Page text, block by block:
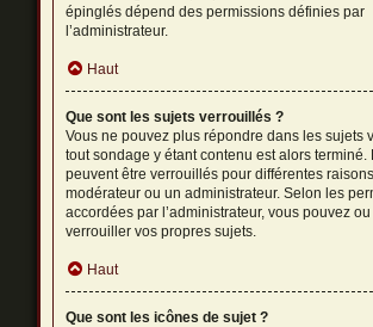
épinglés dépend des permissions définies par
l’administrateur.
Haut
Que sont les sujets verrouillés ?
Vous ne pouvez plus répondre dans les sujets
tout sondage y étant contenu est alors terminé.
peuvent être verrouillés pour différentes
modérateur ou un administrateur. Selon les
accordées par l’administrateur, vous pouvez
verrouiller vos propres sujets.
Haut
Que sont les icônes de sujet ?